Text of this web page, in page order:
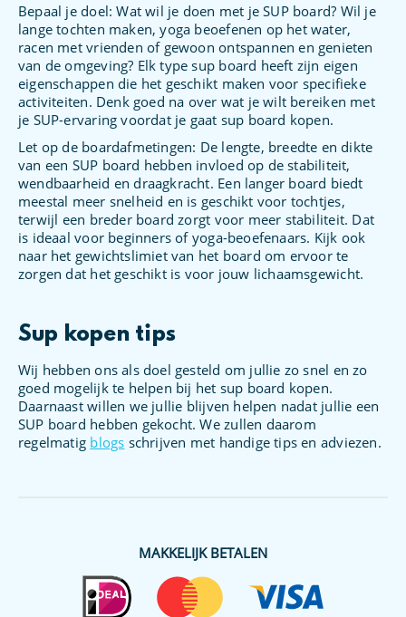
Bepaal je doel: Wat wil je doen met je SUP board? Wil je
lange tochten maken, yoga beoefenen op het water,
racen met vrienden of gewoon ontspannen en genieten
van de omgeving? Elk type sup board heeft zijn eigen
eigenschappen die het geschikt maken voor specifieke
activiteiten. Denk goed na over wat je wilt bereiken met
je SUP-ervaring voordat je gaat sup board kopen.
Let op de boardafmetingen: De lengte, breedte en dikte
van een SUP board hebben invloed op de stabiliteit,
wendbaarheid en draagkracht. Een langer board biedt
meestal meer snelheid en is geschikt voor tochtjes,
terwijl een breder board zorgt voor meer stabiliteit. Dat
is ideaal voor beginners of yoga-beoefenaars. Kijk ook
naar het gewichtslimiet van het board om ervoor te
zorgen dat het geschikt is voor jouw lichaamsgewicht.
Sup kopen tips
Wij hebben ons als doel gesteld om jullie zo snel en zo
goed mogelijk te helpen bij het sup board kopen.
Daarnaast willen we jullie blijven helpen nadat jullie een
SUP board hebben gekocht. We zullen daarom
regelmatig blogs schrijven met handige tips en adviezen.
MAKKELIJK BETALEN